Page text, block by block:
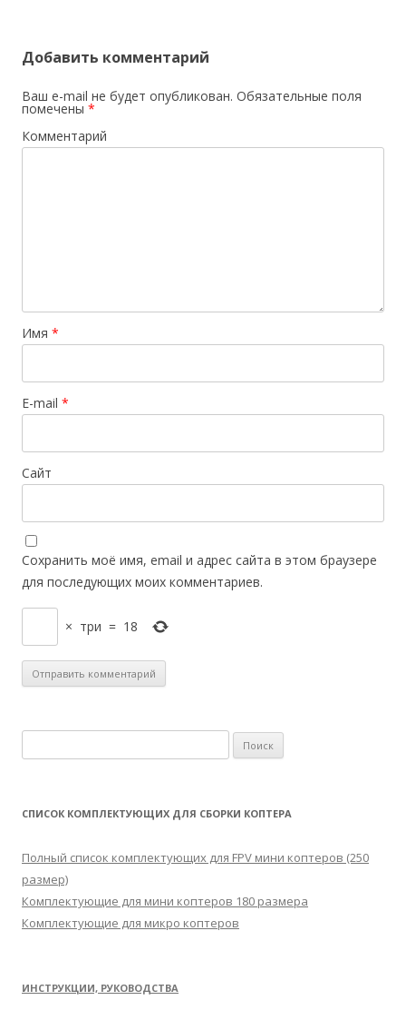
Добавить комментарий
Ваш e-mail не будет опубликован. Обязательные поля
помечены *
Комментарий
Имя *
E-mail *
Сайт
Сохранить моё имя, email и адрес сайта в этом браузере
для последующих моих комментариев.
× три = 18
а
т
:
СПИСОК КОМПЛЕКТУЮЩИХ ДЛЯ СБОРКИ КОПТЕРА
Полный список комплектующих для FPV мини коптеров (250
размер)
Комплектующие для мини коптеров 180 размера
Комплектующие для микро коптеров
ИНСТРУКЦИИ, РУКОВОДСТВА